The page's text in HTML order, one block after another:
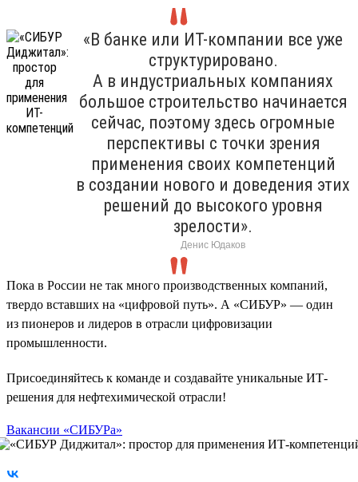
«В банке или ИТ-компании все уже
структурировано.
А в индустриальных компаниях
большое строительство начинается
сейчас, поэтому здесь огромные
перспективы с точки зрения
применения своих компетенций
в создании нового и доведения этих
решений до высокого уровня
зрелости».
Денис Юдаков
Пока в России не так много производственных компаний,
твердо вставших на «цифровой путь». А «СИБУР» — один
из пионеров и лидеров в отрасли цифровизации
промышленности.
Присоединяйтесь к команде и создавайте уникальные ИТ-
решения для нефтехимической отрасли!
Вакансии «СИБУРа»